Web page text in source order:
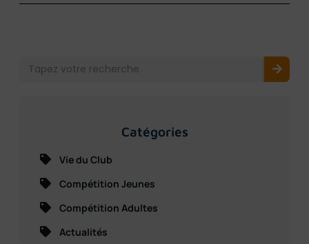
Catégories
Vie du Club
Compétition Jeunes
Compétition Adultes
Actualités